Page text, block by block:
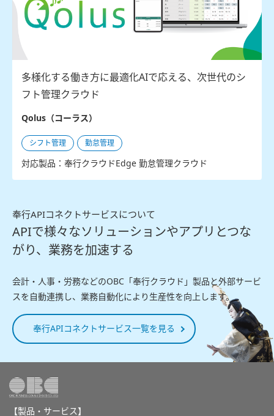
多様化する働き方に最適化AIで応える、次世代のシ
フト管理クラウド
Qolus（コーラス）
シフト管理 勤怠管理
対応製品：奉行クラウドEdge 勤怠管理クラウド
奉行APIコネクトサービスについて
APIで様々なソリューションやアプリとつな
がり、業務を加速する
会計・人事・労務などのOBC「奉行クラウド」製品と外部サービ
スを自動連携し、業務自動化により生産性を向上します。
奉行APIコネクトサービス一覧を見る
【製品・サービス】